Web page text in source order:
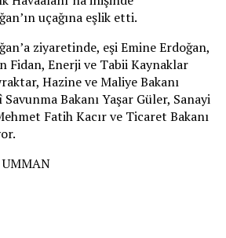
uçağına eşlik etti.
ziyaretinde, eşi Emine Erdoğan,
Fidan, Enerji ve Tabii Kaynaklar
Hazine ve Maliye Bakanı
Bakanı Yaşar Güler, Sanayi
Fatih Kacır ve Ticaret Bakanı
UMMAN